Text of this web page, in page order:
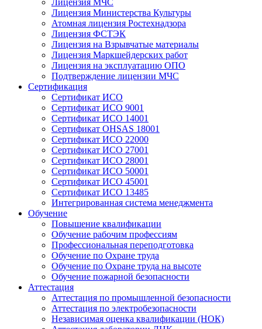
Лицензия МЧС
Лицензия Министерства Культуры
Атомная лицензия Ростехнадзора
Лицензия ФСТЭК
Лицензия на Взрывчатые материалы
Лицензия Маркшейдерских работ
Лицензия на эксплуатацию ОПО
Подтверждение лицензии МЧС
Сертификация
Сертификат ИСО
Сертификат ИСО 9001
Сертификат ИСО 14001
Сертификат OHSAS 18001
Сертификат ИСО 22000
Сертификат ИСО 27001
Сертификат ИСО 28001
Сертификат ИСО 50001
Сертификат ИСО 45001
Сертификат ИСО 13485
Интегрированная система менеджмента
Обучение
Повышение квалификации
Обучение рабочим профессиям
Профессиональная переподготовка
Обучение по Охране труда
Обучение по Охране труда на высоте
Обучение пожарной безопасности
Аттестация
Аттестация по промышленной безопасности
Аттестация по электробезопасности
Независимая оценка квалификации (НОК)